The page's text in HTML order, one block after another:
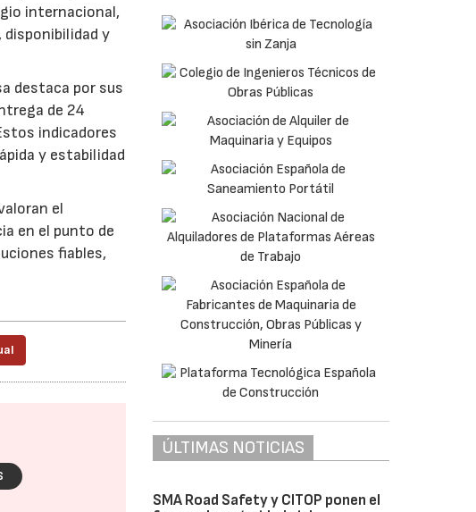
internacional,
disponibilidad y
destaca por sus
de 24
indicadores
y estabilidad
el
en el punto de
fiables,
ÚLTIMAS NOTICIAS
SMA Road Safety y CITOP ponen el